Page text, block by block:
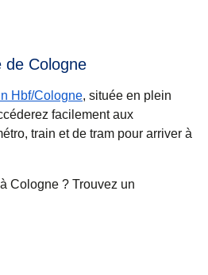
de Cologne
Hbf/Cologne, située en plein
facilement aux
train et de tram pour arriver à
Cologne ? Trouvez un